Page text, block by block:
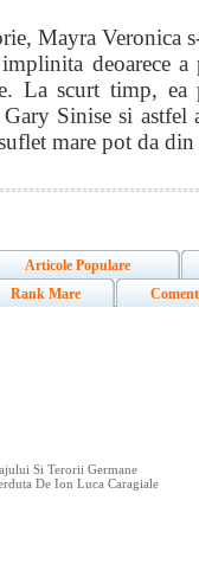
Mayra Veronica
deoarece
La scurt timp,
Sinise si astfel
mare pot da
Articole Populare
Rank Mare
Si Terorii Germane
De Ion Luca Caragiale